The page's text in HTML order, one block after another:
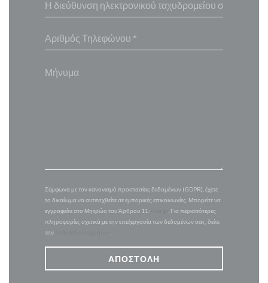
Σύμφωνα με τον κανονισμό προστασίας δεδομένων (GDPR), έχετε
το δικαίωμα να αντιταχθείτε σε εμπορικές επικοινωνίες. Μπορείτε να
εγγραφείτε στο Μητρώο του Άρθρου 11:
. Για περισσότερες
πληροφορίες σχετικά με την επεξεργασία των δεδομένων σας, δείτε
την